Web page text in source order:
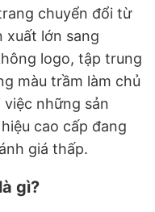
chuyển đổi từ
xuất lớn sang
logo, tập trung
màu trầm làm chủ
những sản
cao cấp đang
giá thấp.
gì?